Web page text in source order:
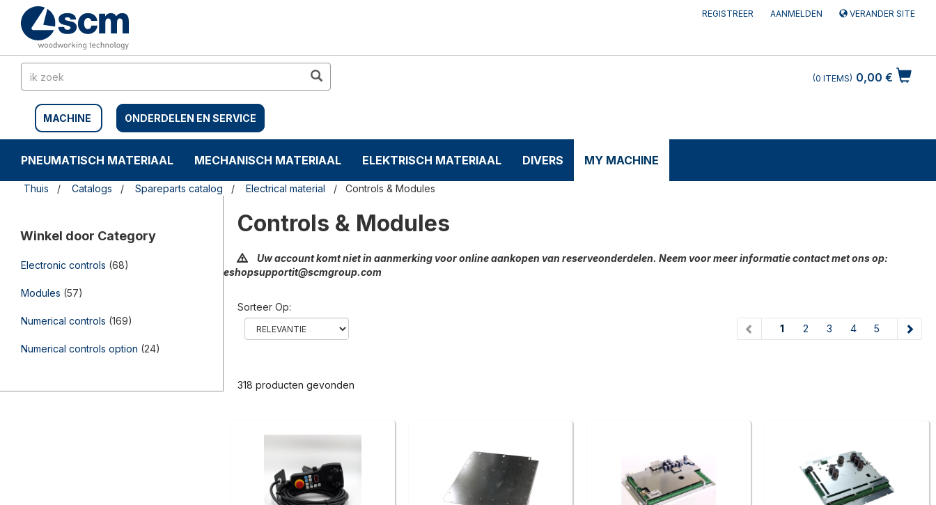
Doorgaan
artikel
navigatiemenu
REGISTREER AANMELDEN VERANDER SITE
MACHINE ONDERDELEN EN SERVICE
0,00 €
0 ITEMS
PNEUMATISCH MATERIAAL MECHANISCH MATERIAAL ELEKTRISCH MATERIAAL DIVERS MY MACHINE
Thuis Catalogs Spareparts catalog Electrical material Controls & Modules
Winkel door Category
Electronic controls (68)
Modules (57)
Numerical controls (169)
Numerical controls option (24)
Controls & Modules
Uw account komt niet in aanmerking voor online aankopen van reserveonderdelen. Neem voor meer informatie contact met ons op:
eshopsupportit@scmgroup.com
Sorteer Op:
1 (current)
2 3 4 5
318 producten gevonden